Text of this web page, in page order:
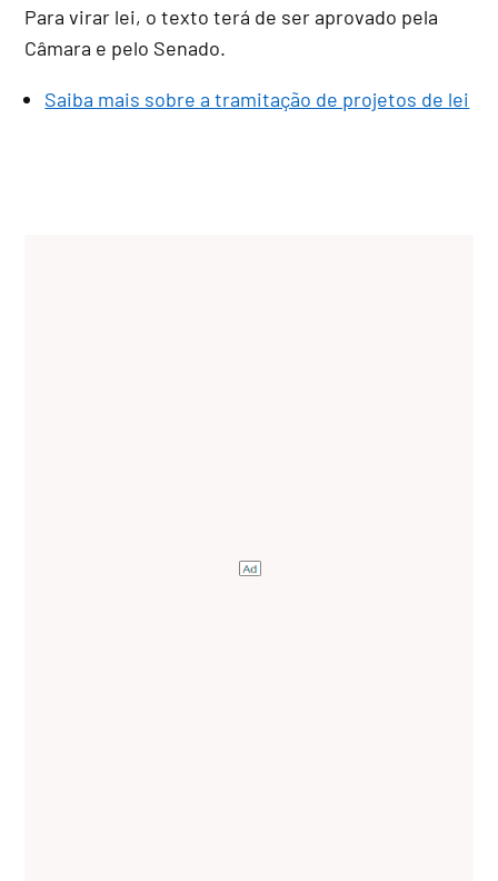
Para virar lei, o texto terá de ser aprovado pela
Câmara e pelo Senado.
Saiba mais sobre a tramitação de projetos de lei